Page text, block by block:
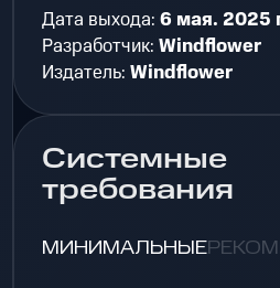
Дата выхода:6 мая. 2025
Разработчик:Windflower
Издатель:Windflower
Системные
требования
МИНИМАЛЬНЫЕ